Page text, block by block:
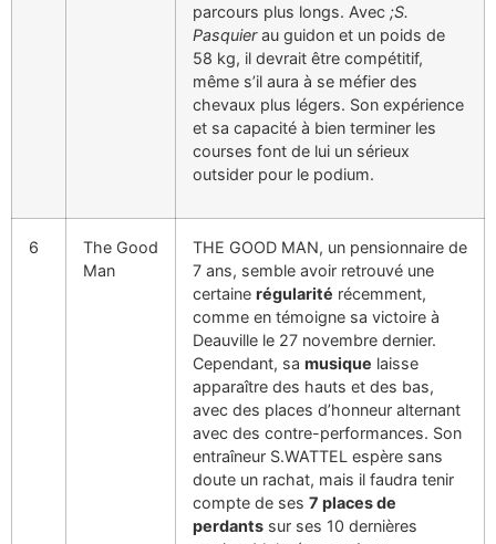
parcours plus longs. Avec ;S.
Pasquierau guidon et un poids de
58 kg, il devrait être compétitif,
même s’il aura à se méfier des
chevaux plus légers. Son expérience
et sa capacité à bien terminer les
courses font de lui un sérieux
outsider pour le podium.
6
The Good
Man
THE GOOD MAN, un pensionnaire de
7 ans, semble avoir retrouvé une
certaine régularité récemment,
comme en témoigne sa victoire à
Deauville le 27 novembre dernier.
Cependant, sa musique laisse
apparaître des hauts et des bas,
avec des places d’honneur alternant
avec des contre-performances. Son
entraîneur S.WATTEL espère sans
doute un rachat, mais il faudra tenir
compte de ses 7 places de
perdants sur ses 10 dernières